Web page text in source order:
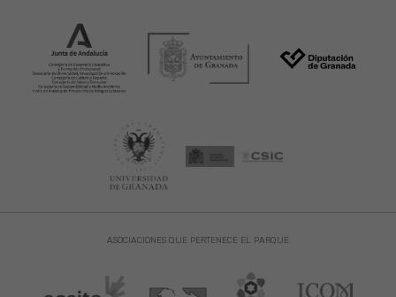
ASOCIACIONES QUE PERTENECE EL PARQUE